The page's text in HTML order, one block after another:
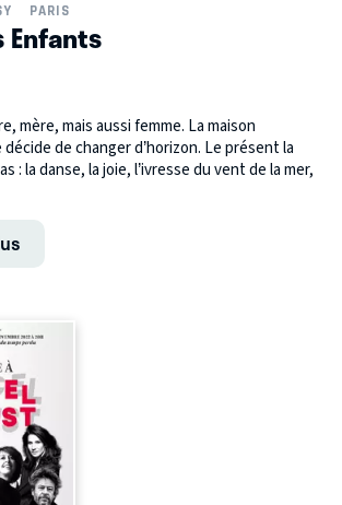
PARIS
Enfants
mère, mais aussi femme. La maison
de changer d’horizon. Le présent la
: la danse, la joie, l’ivresse du vent de la mer,